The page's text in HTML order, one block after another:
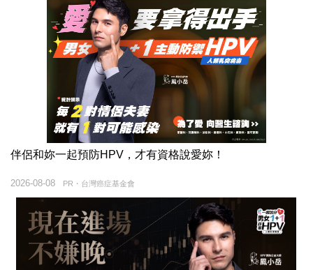
伴侶和妳一起預防HPV，才有資格說愛妳！
PR・台灣癌症基金會
2026-08-08